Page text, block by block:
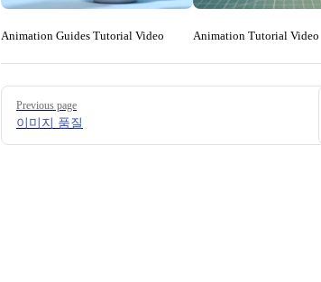
Animation Guides Tutorial Video Animation Tutorial Video
Pager
Previous page
이미지 품질